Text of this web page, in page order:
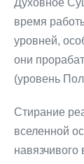
Духовное
время
уровней,
они
(уровень
Стирание
вселенной